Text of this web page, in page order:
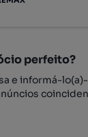
perfeito?
e informá-